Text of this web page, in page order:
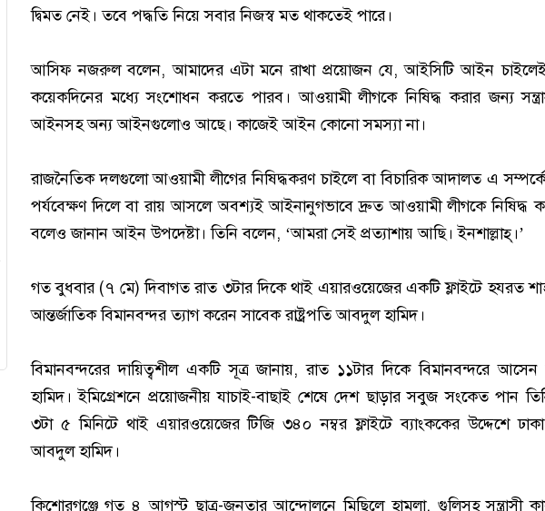
দ্বিমত নেই। তবে পদ্ধতি নিয়ে সবার নিজস্ব মত থাকতেই পারে।
আসিফ নজরুল বলেন, আমাদের এটা মনে রাখা প্রয়োজন যে, আইসিটি আইন
কয়েকদিনের মধ্যে সংশোধন করতে পারব। আওয়ামী লীগকে নিষিদ্ধ করার জন্য
আইনসহ অন্য আইনগুলোও আছে। কাজেই আইন কোনো সমস্যা না।
রাজনৈতিক দলগুলো আওয়ামী লীগের নিষিদ্ধকরণ চাইলে বা বিচারিক আদালত এ
পর্যবেক্ষণ দিলে বা রায় আসলে অবশ্যই আইনানুগভাবে দ্রুত আওয়ামী লীগকে নিষিদ্ধ
বলেও জানান আইন উপদেষ্টা। তিনি বলেন, ‘আমরা সেই প্রত্যাশায় আছি। ইনশাল্লাহ্।’
গত বুধবার (৭ মে) দিবাগত রাত ৩টার দিকে থাই এয়ারওয়েজের একটি ফ্লাইটে হযরত
আন্তর্জাতিক বিমানবন্দর ত্যাগ করেন সাবেক রাষ্ট্রপতি আবদুল হামিদ।
বিমানবন্দরের দায়িত্বশীল একটি সূত্র জানায়, রাত ১১টার দিকে বিমানবন্দরে
হামিদ। ইমিগ্রেশনে প্রয়োজনীয় যাচাই-বাছাই শেষে দেশ ছাড়ার সবুজ সংকেত পান
৩টা ৫ মিনিটে থাই এয়ারওয়েজের টিজি ৩৪০ নম্বর ফ্লাইটে ব্যাংককের উদ্দেশে
আবদুল হামিদ।
কিশোরগঞ্জে গত ৪ আগস্ট ছাত্র-জনতার আন্দোলনে মিছিলে হামলা, গুলিসহ সন্ত্রাসী